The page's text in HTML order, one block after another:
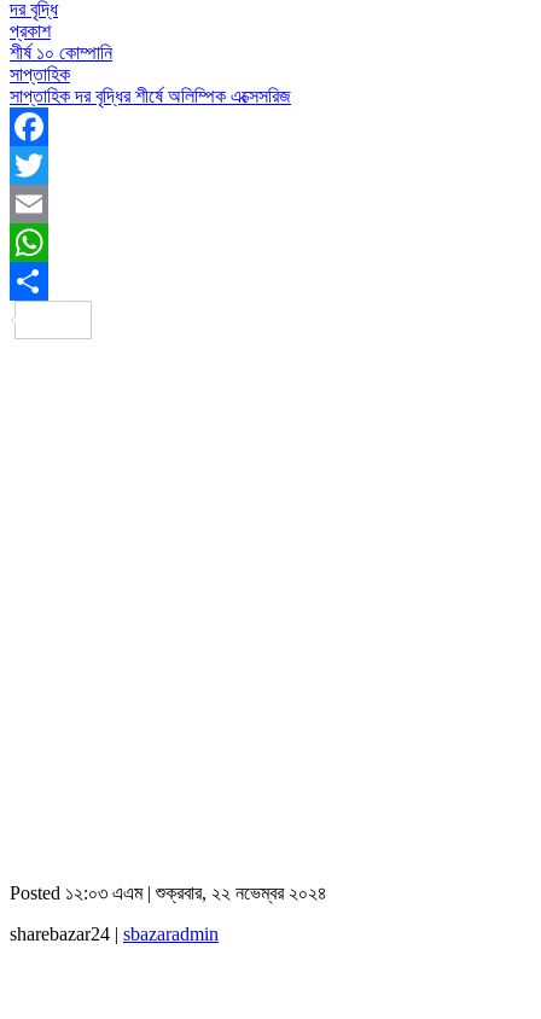
দর বৃদ্ধি
প্রকাশ
শীর্ষ ১০ কোম্পানি
সাপ্তাহিক
সাপ্তাহিক দর বৃদ্ধির শীর্ষে অলিম্পিক এক্সেসরিজ
Facebook
Twitter
Email
WhatsApp
Posted ১২:০৩ এএম | শুক্রবার, ২২ নভেম্বর ২০২৪
sharebazar24 | sbazaradmin